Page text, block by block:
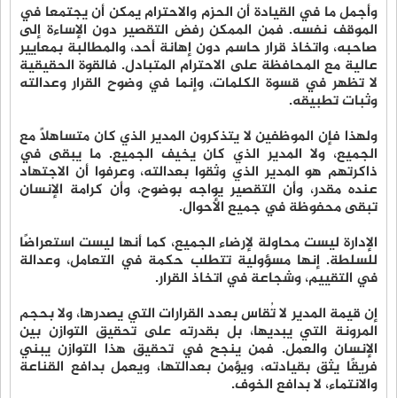
وأجمل ما في القيادة أن الحزم والاحترام يمكن أن يجتمعا في
الموقف نفسه. فمن الممكن رفض التقصير دون الإساءة إلى
صاحبه، واتخاذ قرار حاسم دون إهانة أحد، والمطالبة بمعايير
عالية مع المحافظة على الاحترام المتبادل. فالقوة الحقيقية
لا تظهر في قسوة الكلمات، وإنما في وضوح القرار وعدالته
وثبات تطبيقه.
ولهذا فإن الموظفين لا يتذكرون المدير الذي كان متساهلًا مع
الجميع، ولا المدير الذي كان يخيف الجميع. ما يبقى في
ذاكرتهم هو المدير الذي وثقوا بعدالته، وعرفوا أن الاجتهاد
عنده مقدر، وأن التقصير يواجه بوضوح، وأن كرامة الإنسان
تبقى محفوظة في جميع الأحوال.
الإدارة ليست محاولة لإرضاء الجميع، كما أنها ليست استعراضًا
للسلطة. إنها مسؤولية تتطلب حكمة في التعامل، وعدالة
في التقييم، وشجاعة في اتخاذ القرار.
إن قيمة المدير لا تُقاس بعدد القرارات التي يصدرها، ولا بحجم
المرونة التي يبديها، بل بقدرته على تحقيق التوازن بين
الإنسان والعمل. فمن ينجح في تحقيق هذا التوازن يبني
فريقًا يثق بقيادته، ويؤمن بعدالتها، ويعمل بدافع القناعة
والانتماء، لا بدافع الخوف.